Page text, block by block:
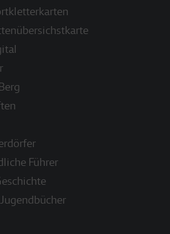
Führer